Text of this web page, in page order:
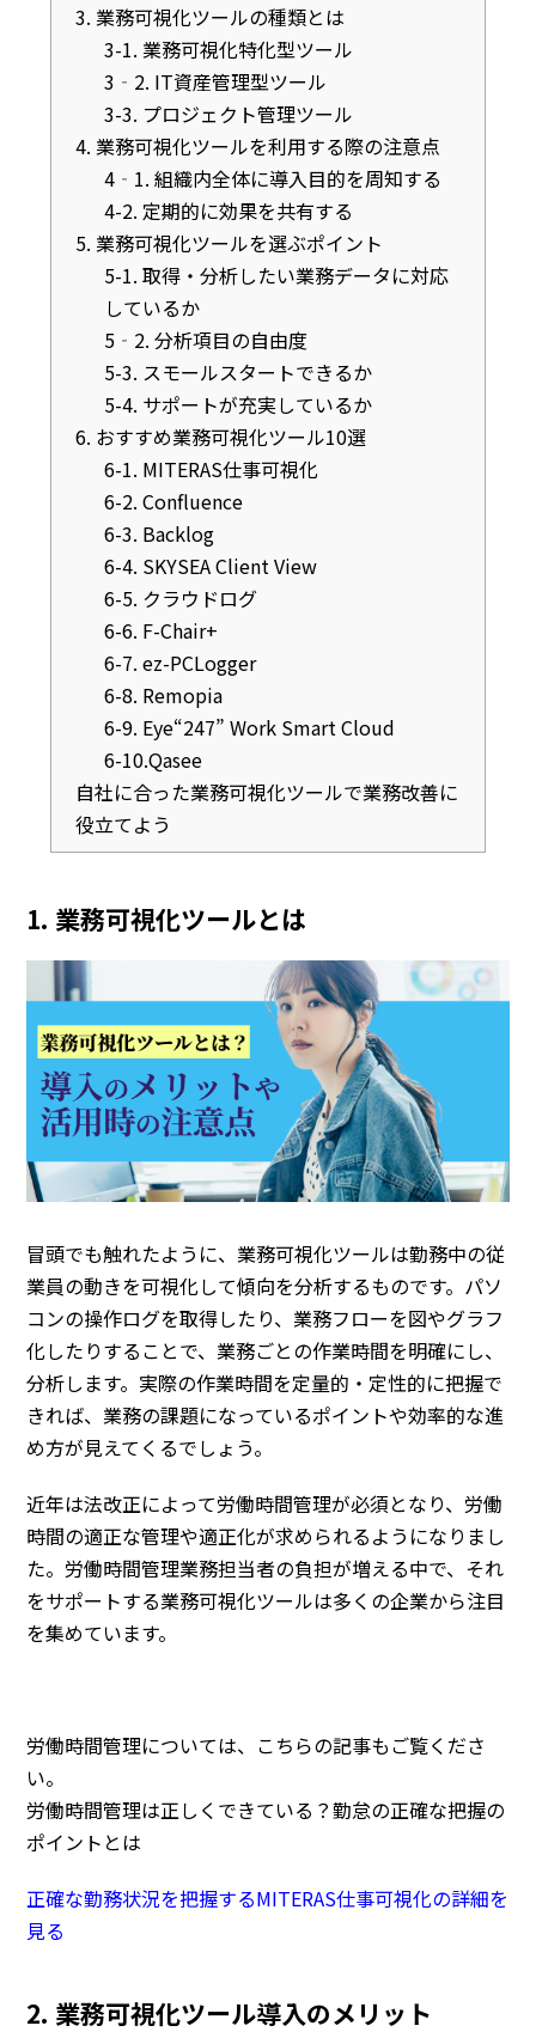
3. 業務可視化ツールの種類とは
3-1. 業務可視化特化型ツール
3‐2. IT資産管理型ツール
3-3. プロジェクト管理ツール
4. 業務可視化ツールを利用する際の注意点
4‐1. 組織内全体に導入目的を周知する
4-2. 定期的に効果を共有する
5. 業務可視化ツールを選ぶポイント
5-1. 取得・分析したい業務データに対応
しているか
5‐2. 分析項目の自由度
5-3. スモールスタートできるか
5-4. サポートが充実しているか
6. おすすめ業務可視化ツール10選
6-1. MITERAS仕事可視化
6-2. Confluence
6-3. Backlog
6-4. SKYSEA Client View
6-5. クラウドログ
6-6. F-Chair+
6-7. ez-PCLogger
6-8. Remopia
6-9. Eye“247” Work Smart Cloud
6-10.Qasee
自社に合った業務可視化ツールで業務改善に
役立てよう
1. 業務可視化ツールとは
冒頭でも触れたように、業務可視化ツールは勤務中の従
業員の動きを可視化して傾向を分析するものです。パソ
コンの操作ログを取得したり、業務フローを図やグラフ
化したりすることで、業務ごとの作業時間を明確にし、
分析します。実際の作業時間を定量的・定性的に把握で
きれば、業務の課題になっているポイントや効率的な進
め方が見えてくるでしょう。
近年は法改正によって労働時間管理が必須となり、労働
時間の適正な管理や適正化が求められるようになりまし
た。労働時間管理業務担当者の負担が増える中で、それ
をサポートする業務可視化ツールは多くの企業から注目
を集めています。
労働時間管理については、こちらの記事もご覧くださ
い。
労働時間管理は正しくできている？勤怠の正確な把握の
ポイントとは
正確な勤務状況を把握するMITERAS仕事可視化の詳細を
見る
2. 業務可視化ツール導入のメリット